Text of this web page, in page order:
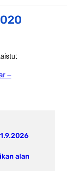
–
alan